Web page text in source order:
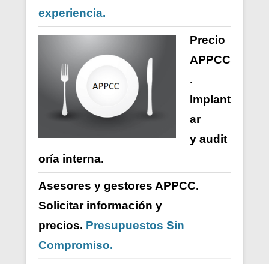
experiencia.
Precio
APPCC
.
Implant
ar
y audit
oría interna.
Asesores y gestores APPCC.
Solicitar información y
precios. Presupuestos Sin
Compromiso.